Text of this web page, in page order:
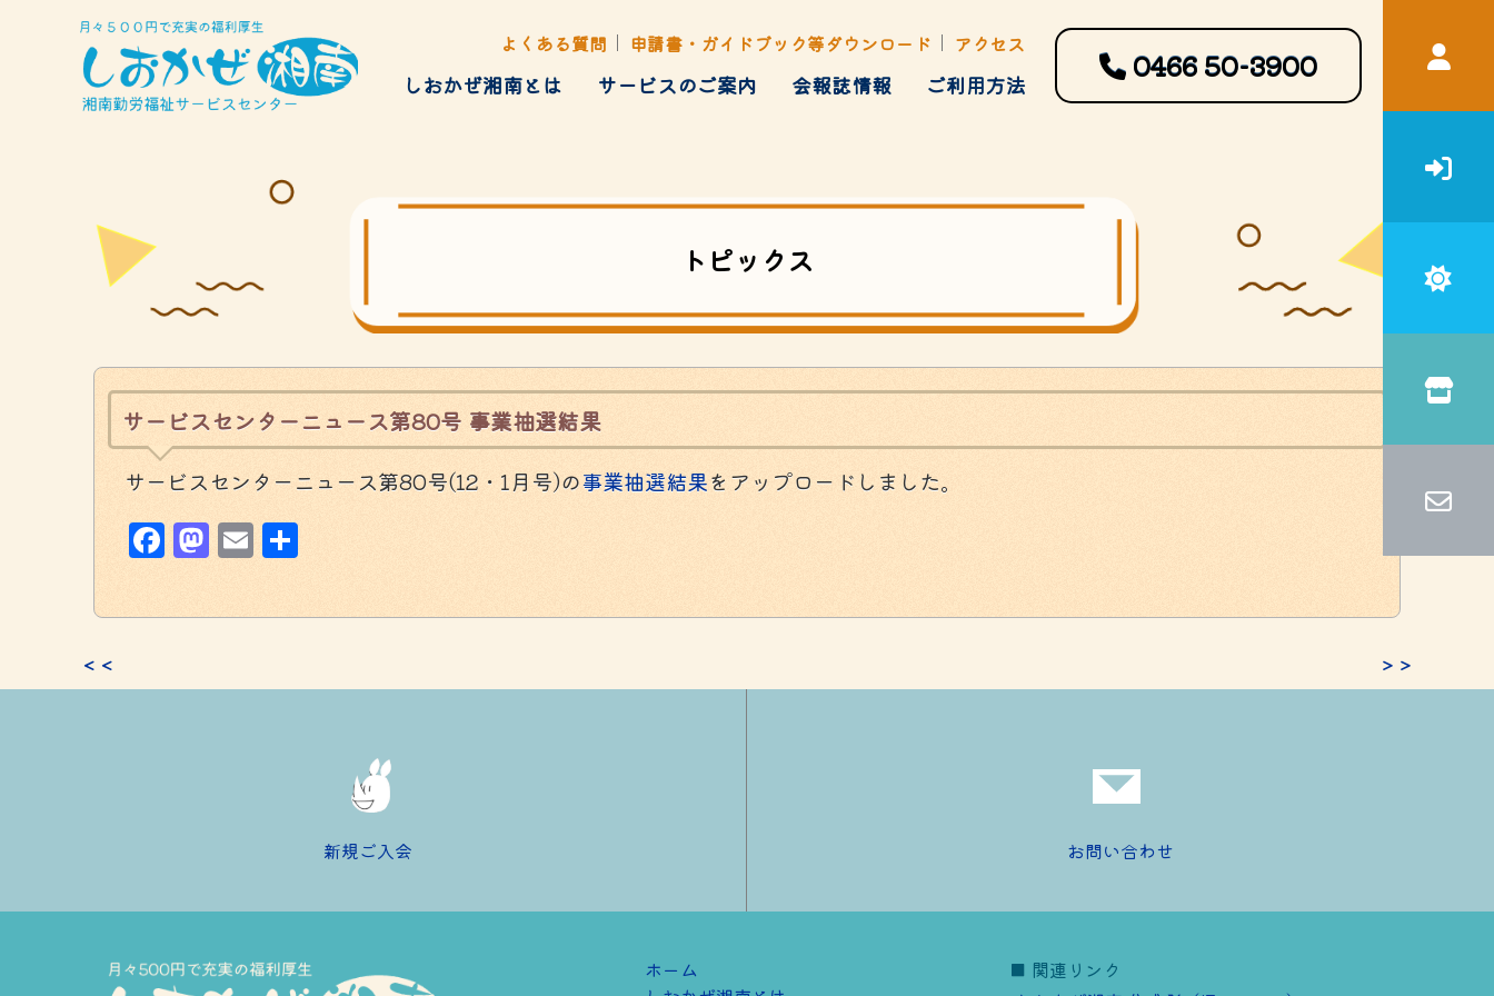
よくある質問 申請書・ガイドブック等ダウンロード アクセス
0466 50-3900
しおかぜ湘南とは サービスのご案内
Services
チケット・行楽・イベント
各種あっせん
申請書・ガイドブック等ダウン
会報誌情報 ご利用方法
トピックス
サービスセンターニュース第80号 事業抽選結果
サービスセンターニュース第80号(12・1月号)の事業抽選結果をアップロードしました。
Facebook
Mastodon
Email
＜＜ ＞＞
新規ご入会 お問い合わせ
ホーム
■ 関連リンク